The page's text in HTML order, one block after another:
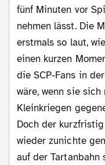
fünf Minuten vor
nehmen lässt. Die
erstmals so laut,
einen kurzen
die SCP-Fans in
wäre, wenn sie
Kleinkriegen
Doch der
wieder zunichte
auf der Tartanbahn